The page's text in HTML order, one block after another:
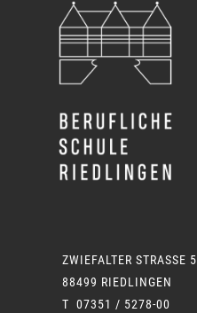
ZWIEFALTER STRASSE 50
88499 RIEDLINGEN
T 07351 / 5278-00